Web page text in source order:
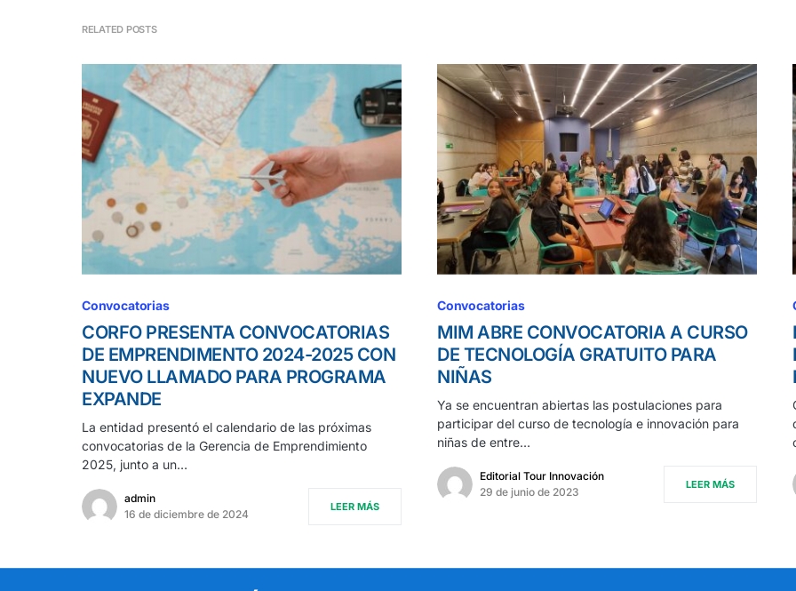
RELATED POSTS
Convocatorias
CORFO PRESENTA CONVOCATORIAS
DE EMPRENDIMENTO 2024-2025 CON
NUEVO LLAMADO PARA PROGRAMA
EXPANDE
La entidad presentó el calendario de las próximas
convocatorias de la Gerencia de Emprendimiento
2025, junto a un…
admin
16 de diciembre de 2024
LEER MÁS
Convocatorias
MIM ABRE CONVOCATORIA A CURSO
DE TECNOLOGÍA GRATUITO PARA
NIÑAS
Ya se encuentran abiertas las postulaciones para
participar del curso de tecnología e innovación para
niñas de entre…
Editorial Tour Innovación
29 de junio de 2023
LEER MÁS